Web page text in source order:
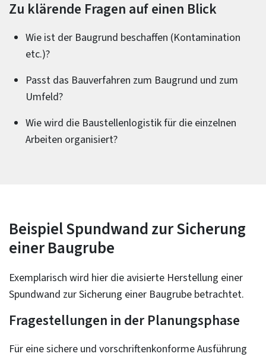
Zu klärende Fragen auf einen Blick
Wie ist der Baugrund beschaffen (Kontamination
etc.)?
Passt das Bauverfahren zum Baugrund und zum
Umfeld?
Wie wird die Baustellenlogistik für die einzelnen
Arbeiten organisiert?
Beispiel Spundwand zur Sicherung
einer Baugrube
Exemplarisch wird hier die avisierte Herstellung einer
Spundwand zur Sicherung einer Baugrube betrachtet.
Fragestellungen in der Planungsphase
Für eine sichere und vorschriftenkonforme Ausführung